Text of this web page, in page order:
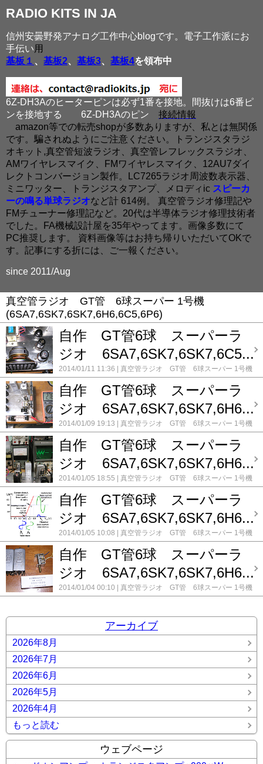
RADIO KITS IN JA
信州安曇野発アナログ工作中心blogです。電子工作派にお
手伝い用
基板１ 、 基板2、 基板3、 基板4を領布中
6Z-DH3Aのヒーターピンは必ず1番を接地。間抜けは6番ピ
ンを接地する
6Z-DH3Aのピン 接続情報
amazon等での転売shopが多数ありますが、私とは無関係
です。騙されぬようにご注意ください。トランジスタラジ
オキット,真空管短波ラジオ、真空管レフレックスラジオ、
AMワイヤレスマイク、FMワイヤレスマイク、12AU7ダイ
レクトコンバージョン製作。LC7265ラジオ周波数表示器、
ミニワッター、トランジスタアンプ、メロディic スピーカ
ーの鳴る単球ラジオなど計 614例。 真空管ラジオ修理記や
FMチューナー修理記など。20代は半導体ラジオ修理技術者
でした。FA機械設計屋を35年やってます。画像多数にて
PC推奨します。 資料画像等はお持ち帰りいただいてOKで
す。記事にする折には、ご一報ください。
since 2011/Aug
真空管ラジオ GT管 6球スーパー 1号機
(6SA7,6SK7,6SK7,6H6,6C5,6P6)
自作 GT管6球 スーパーラ
ジオ 6SA7,6SK7,6SK7,6C5...
2014/01/11 11:36
真空管ラジオ GT管 6球スーパー 1号機
(6SA7,6SK7,6SK7,6H6,6C5,6P6)
コメント(0)
自作 GT管6球 スーパーラ
ジオ 6SA7,6SK7,6SK7,6H6...
2014/01/09 19:13
真空管ラジオ GT管 6球スーパー 1号機
(6SA7,6SK7,6SK7,6H6,6C5,6P6)
コメント(0)
自作 GT管6球 スーパーラ
ジオ 6SA7,6SK7,6SK7,6H6...
2014/01/05 18:55
真空管ラジオ GT管 6球スーパー 1号機
(6SA7,6SK7,6SK7,6H6,6C5,6P6)
コメント(0)
自作 GT管6球 スーパーラ
ジオ 6SA7,6SK7,6SK7,6H6...
2014/01/05 10:08
真空管ラジオ GT管 6球スーパー 1号機
(6SA7,6SK7,6SK7,6H6,6C5,6P6)
コメント(0)
自作 GT管6球 スーパーラ
ジオ 6SA7,6SK7,6SK7,6H6...
2014/01/04 00:10
真空管ラジオ GT管 6球スーパー 1号機
(6SA7,6SK7,6SK7,6H6,6C5,6P6)
コメント(0)
アーカイブ
2026年8月
2026年7月
2026年6月
2026年5月
2026年4月
もっと読む
ウェブページ